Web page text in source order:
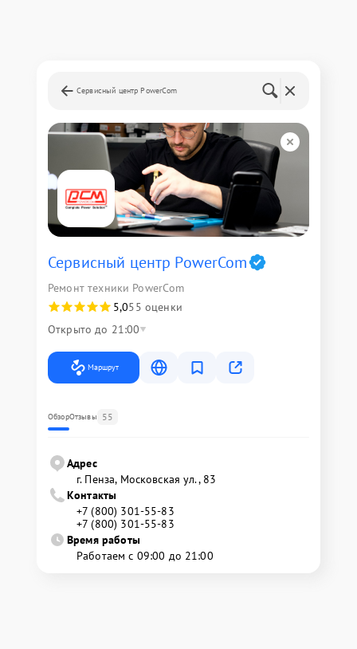
Сервисный центр PowerCom
Сервисный центр PowerCom
Ремонт техники PowerCom
5,055 оценки
Открыто до 21:00
Маршрут
ОбзорОтзывы 55
Адрес
г. Пенза, Московская ул., 83
Контакты
+7 (800) 301-55-83
+7 (800) 301-55-83
Время работы
Работаем с 09:00 до 21:00